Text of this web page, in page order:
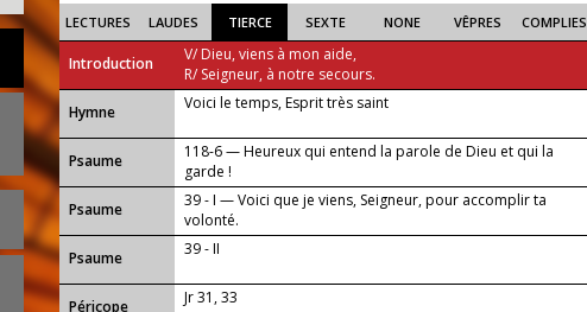
LECTURES LAUDES TIERCE SEXTE NONE VÊPRES COMPLIES
Introduction
V/ Dieu, viens à mon aide,
R/ Seigneur, à notre secours.
...
Hymne Voici le temps, Esprit très saint
Psaume
118-6 — Heureux qui entend la parole de Dieu et qui la
garde !
Psaume
39 - I — Voici que je viens, Seigneur, pour accomplir ta
volonté.
Psaume
39 - II
Péricope Jr 31, 33